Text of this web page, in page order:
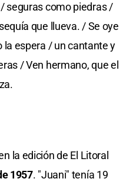
seguras como piedras /
que llueva. / Se oye
espera / un cantante y
/ Ven hermano, que el
la edición de El Litoral
1957. "Juani" tenía 19